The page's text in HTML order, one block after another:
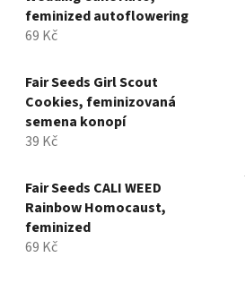
feminized autoflowering
69 Kč
Fair Seeds Girl Scout
Cookies, feminizovaná
semena konopí
39 Kč
Fair Seeds CALI WEED
Rainbow Homocaust,
feminized
69 Kč